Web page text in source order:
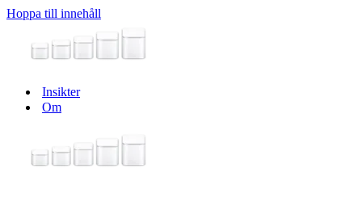
Hoppa till innehåll
Insikter
Om